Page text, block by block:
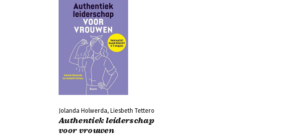
Jolanda Holwerda, Liesbeth Tettero
Authentiek leiderschap
voor vrouwen